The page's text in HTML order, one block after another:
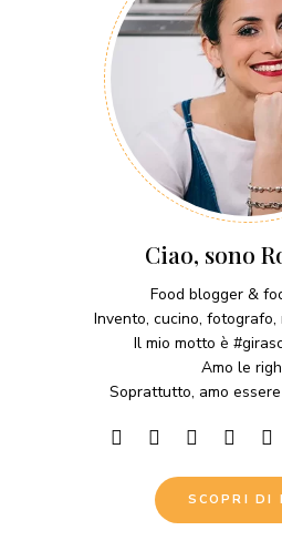
Ciao, sono
Food blogger &
Invento, cucino, fotografo,
Il mio motto è
Amo le
Soprattutto, amo
SCOPRI DI